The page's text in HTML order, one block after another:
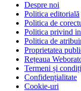
Despre noi
Politica editorială
Politica de
Politica privind
Politica de
Proprietatea
Rețeaua
Termeni și
Confidențialitate
Cookie-uri